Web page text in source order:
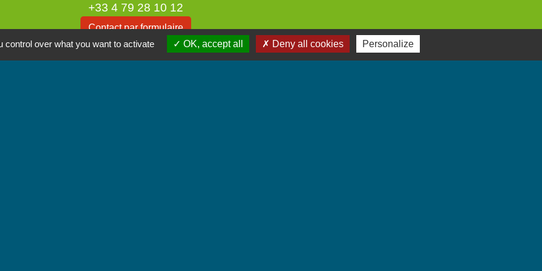
+33 4 79 28 10 12
Contact par formulaire
Accueil du public
over what you want to activate OK, accept all Deny all cookies Personalize